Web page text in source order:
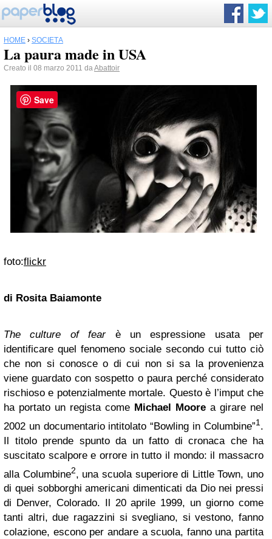
HOME › SOCIETÀ
La paura made in USA
Creato il 08 marzo 2011 daAbattoir
foto:flickr
di Rosita Baiamonte
The culture of fear è un espressione usata per
identificare quel fenomeno sociale secondo cui tutto ciò
che non si conosce o di cui non si sa la provenienza
viene guardato con sospetto o paura perché considerato
rischioso e potenzialmente mortale. Questo è l’imput che
ha portato un regista come Michael Moore a girare nel
2002 un documentario intitolato “Bowling in Columbine”1 .
Il titolo prende spunto da un fatto di cronaca che ha
suscitato scalpore e orrore in tutto il mondo: il massacro
alla Columbine2, una scuola superiore di Little Town, uno
di quei sobborghi americani dimenticati da Dio nei pressi
di Denver, Colorado. Il 20 aprile 1999, un giorno come
tanti altri, due ragazzini si svegliano, si vestono, fanno
colazione, escono per andare a scuola, fanno una partita
Save